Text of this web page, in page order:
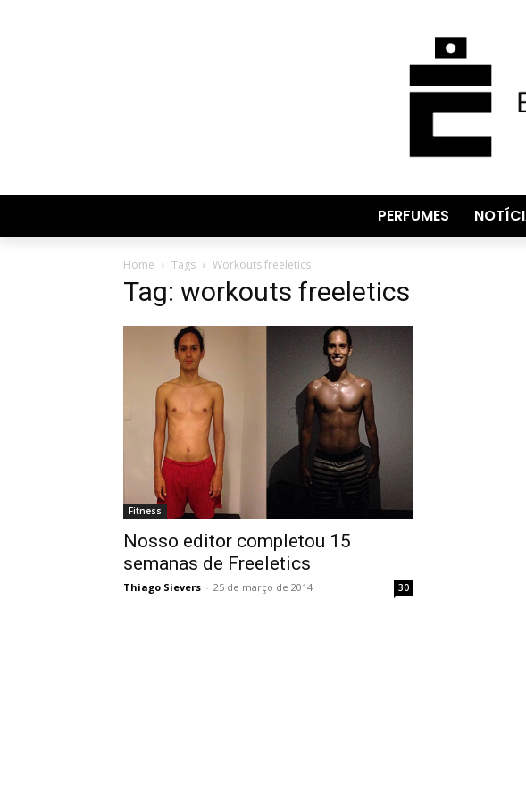
PERFUMES
Home Tags Workouts freeletics
Tag: workouts freeletics
Fitness
Nosso editor completou 15
semanas de Freeletics
Thiago Sievers - 25 de março de 2014 30